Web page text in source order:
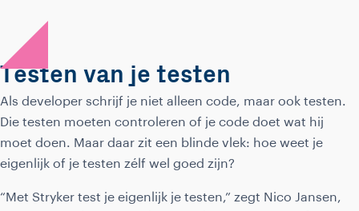
Testen van je testen
Als developer schrijf je niet alleen code, maar ook testen.
Die testen moeten controleren of je code doet wat hij
moet doen. Maar daar zit een blinde vlek: hoe weet je
eigenlijk of je testen zélf wel goed zijn?
“Met Stryker test je eigenlijk je testen,” zegt Nico Jansen,